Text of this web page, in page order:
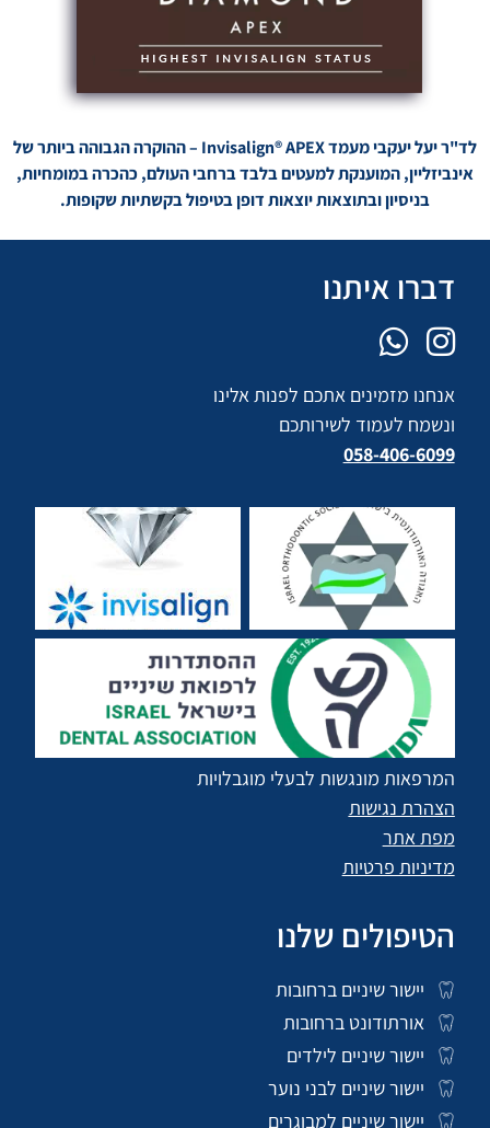
לד"ר יעל יעקבי מעמד Invisalign® APEX – ההוקרה הגבוהה ביותר של
אינביזליין, המוענקת למעטים בלבד ברחבי העולם, כהכרה במומחיות,
בניסיון ובתוצאות יוצאות דופן בטיפול בקשתיות שקופות.
דברו איתנו
אנחנו מזמינים אתכם לפנות אלינו
ונשמח לעמוד לשירותכם
058-406-6099
המרפאות מונגשות לבעלי מוגבלויות
הצהרת נגישות
מפת אתר
מדיניות פרטיות
הטיפולים שלנו
יישור שיניים ברחובות
אורתודונט ברחובות
יישור שיניים לילדים
יישור שיניים לבני נוער
יישור שיניים למבוגרים